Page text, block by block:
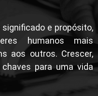
e propósito,
humanos mais
aos outros. Crescer,
para uma vida